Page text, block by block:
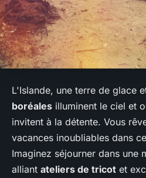
L'Islande, une terre de glace
boréales illuminent le ciel et
invitent à la détente. Vous
vacances inoubliables dans
Imaginez séjourner dans une
alliant ateliers de tricot et